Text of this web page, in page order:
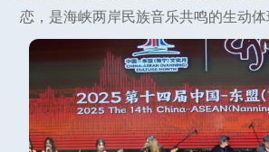
恋，是海峡两岸民族音乐共鸣的生动体